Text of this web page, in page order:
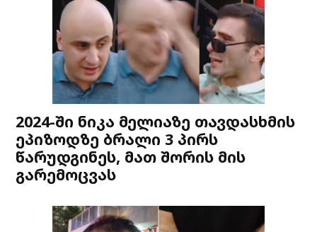
2024-ში ნიკა მელიაზე თავდასხმის
ეპიზოდზე ბრალი 3 პირს
წარუდგინეს, მათ შორის მის
გარემოცვას